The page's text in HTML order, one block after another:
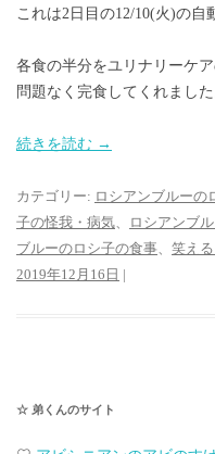
これは2日目の12/10(火)の自
各食の半分をユリナリーケ
問題なく完食してくれました
続きを読む →
カテゴリー: ロシアンブルーの
子の怪我・病気
ロシアンブ
ブルーのロシ子の食事
笑え
2019年12月16日 |
☆ 弟くんのサイト